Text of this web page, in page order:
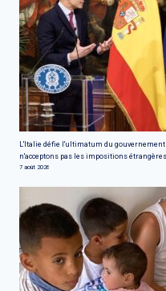
L'Italie défie l'ultimatum du
n'acceptons pas les impositions
7 août 2026